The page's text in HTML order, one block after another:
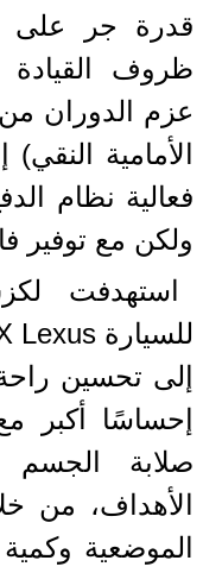
قدرة جر على
ظروف القيادة
فعالية نظام
ولكن مع توفير
استهدفت
إلى تحسين
إحساسًا أكبر
صلابة
الأهداف، من
الموضعية